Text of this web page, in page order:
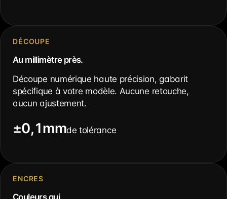
DÉCOUPE
Au millimètre près.
Découpe numérique haute précision, gabarit
spécifique à votre modèle. Aucune retouche,
aucun ajustement.
±0,1mmde tolérance
ENCRES
Couleurs qui